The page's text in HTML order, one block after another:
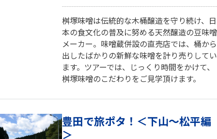
桝塚味噌は伝統的な木桶醸造を守り続け、日
本の食文化の普及に努める天然醸造の豆味噌
メーカー。味噌蔵併設の直売店では、桶から
出したばかりの新鮮な味噌を計り売りしてい
ます。ツアーでは、じっくり時間をかけて、
桝塚味噌のこだわりをご見学頂けます。
豊田で旅ポタ！＜下山～松平編
＞